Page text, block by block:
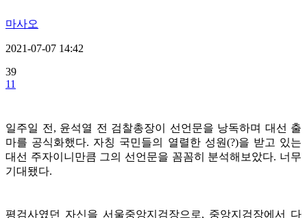
마사오
2021-07-07 14:42
39
11
일주일 전, 윤석열 전 검찰총장이 선언문을 낭독하며 대선 출
마를 공식화했다. 자칭 국민들의 열렬한 성원(?)을 받고 있는
대선 주자이니만큼 그의 선언문을 꼼꼼히 분석해보았다. 너무
기대됐다.
평검사였던 자신을 서울중앙지검장으로, 중앙지검장에서 다